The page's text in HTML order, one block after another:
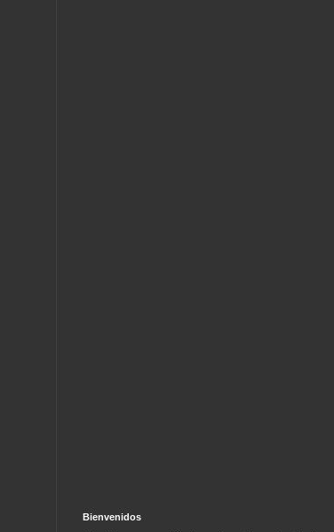
Bienvenidos